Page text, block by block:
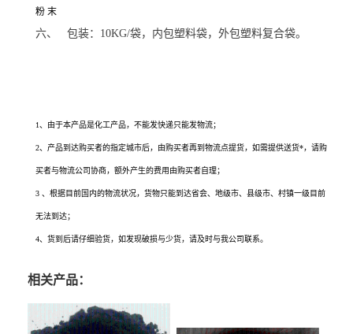
粉 末
六、 包装：10KG/袋，内包塑料袋，外包塑料复合袋。
1、由于本产品是化工产品，不能发快递只能发物流；
2、产品到达购买者的指定城市后，由购买者再到物流点提货，如需提供送货*，请购
买者与物流公司协商，额外产生的费用由购买者自理；
3 、根据目前国内的物流状况，货物只能到达省会、地级市、县级市、村镇一级目前
无法到达；
4、货到后请仔细验货，如发现破损与少货，请及时与我公司联系。
相关产品：